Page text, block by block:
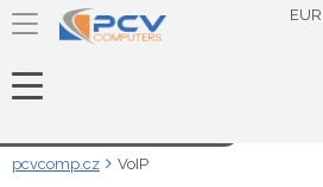
EUR
pcvcomp.cz VoIP